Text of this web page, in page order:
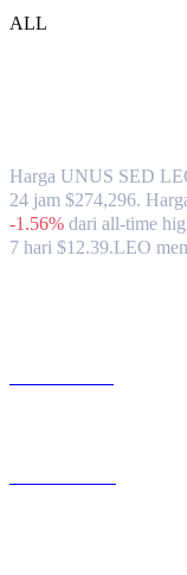
ALL
Harga UNUS SED
24 jam $274,296.
-1.56% dari all-time
7 hari $12.39.LEO